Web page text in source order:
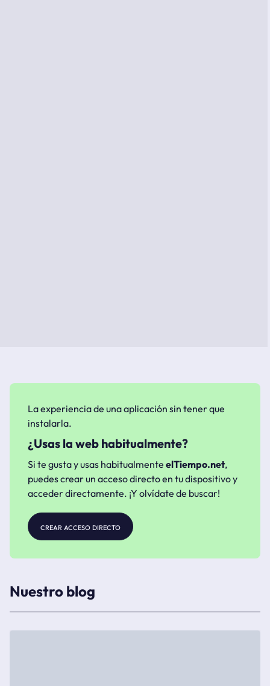
La experiencia de una aplicación sin tener que
instalarla.
¿Usas la web habitualmente?
Si te gusta y usas habitualmente elTiempo.net,
puedes crear un acceso directo en tu dispositivo y
acceder directamente. ¡Y olvídate de buscar!
crear acceso directo
Nuestro blog